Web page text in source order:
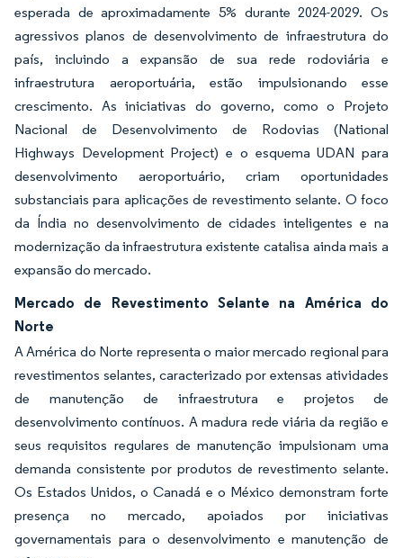
esperada de aproximadamente 5% durante 2024-2029. Os
agressivos planos de desenvolvimento de infraestrutura do
país, incluindo a expansão de sua rede rodoviária e
infraestrutura aeroportuária, estão impulsionando esse
crescimento. As iniciativas do governo, como o Projeto
Nacional de Desenvolvimento de Rodovias (National
Highways Development Project) e o esquema UDAN para
desenvolvimento aeroportuário, criam oportunidades
substanciais para aplicações de revestimento selante. O foco
da Índia no desenvolvimento de cidades inteligentes e na
modernização da infraestrutura existente catalisa ainda mais a
expansão do mercado.
Mercado de Revestimento Selante na América do
Norte
A América do Norte representa o maior mercado regional para
revestimentos selantes, caracterizado por extensas atividades
de manutenção de infraestrutura e projetos de
desenvolvimento contínuos. A madura rede viária da região e
seus requisitos regulares de manutenção impulsionam uma
demanda consistente por produtos de revestimento selante.
Os Estados Unidos, o Canadá e o México demonstram forte
presença no mercado, apoiados por iniciativas
governamentais para o desenvolvimento e manutenção de